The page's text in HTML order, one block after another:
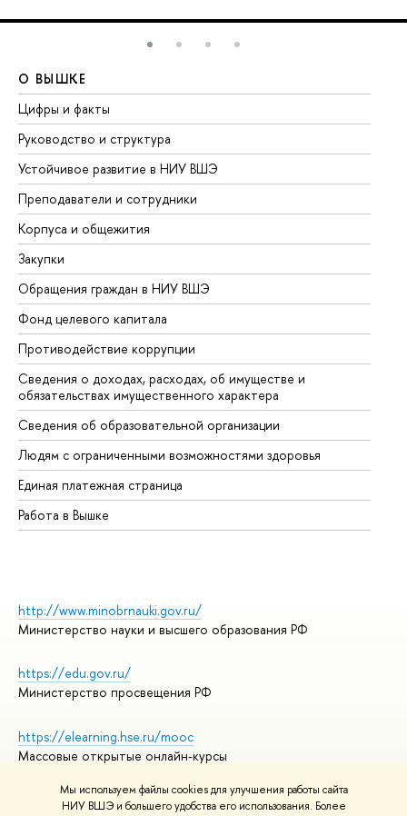
Мы используем файлы cookies для улучшения работы сайта
НИУ ВШЭ и большего удобства его использования. Более
О ВЫШКЕ
Цифры и факты
Руководство и структура
Устойчивое развитие в НИУ ВШЭ
Преподаватели и сотрудники
Корпуса и общежития
Закупки
Обращения граждан в НИУ ВШЭ
Фонд целевого капитала
Противодействие коррупции
Сведения о доходах, расходах, об имуществе и
обязательствах имущественного характера
Сведения об образовательной организации
Людям с ограниченными возможностями здоровья
Единая платежная страница
Работа в Вышке
http://www.minobrnauki.gov.ru/
Министерство науки и высшего образования РФ
https://edu.gov.ru/
Министерство просвещения РФ
https://elearning.hse.ru/mooc
Массовые открытые онлайн-курсы